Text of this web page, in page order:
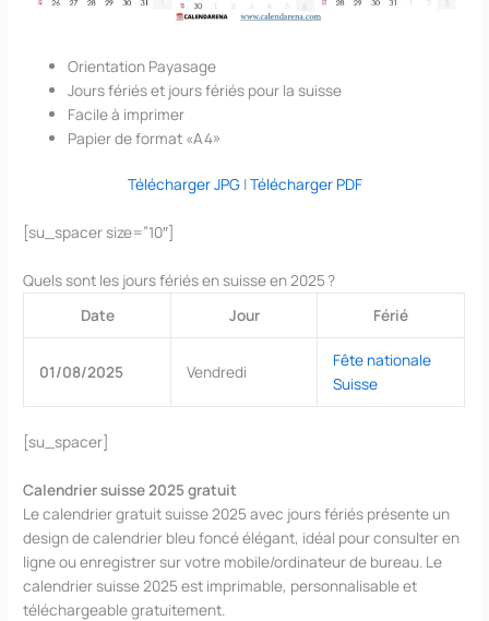
Orientation Payasage
Jours fériés et jours fériés pour la suisse
Facile à imprimer
Papier de format «A4»
Télécharger JPG|Télécharger PDF
[su_spacer size=”10″]
Quels sont les jours fériés en suisse en 2025 ?
Date
Jour Férié
01/08/2025 Vendredi
Fête nationale
Suisse
[su_spacer]
Calendrier suisse 2025 gratuit
Le calendrier gratuit suisse 2025 avec jours fériés présente un
design de calendrier bleu foncé élégant, idéal pour consulter en
ligne ou enregistrer sur votre mobile/ordinateur de bureau. Le
calendrier suisse 2025 est imprimable, personnalisable et
téléchargeable gratuitement.